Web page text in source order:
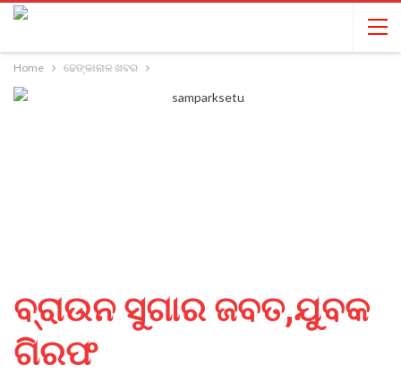
Home ଢେଙ୍କାନାଳ ଖବର
ବ୍ରାଉନ ସୁଗାର ଜବତ,ଯୁବକ
ଗିରଫ